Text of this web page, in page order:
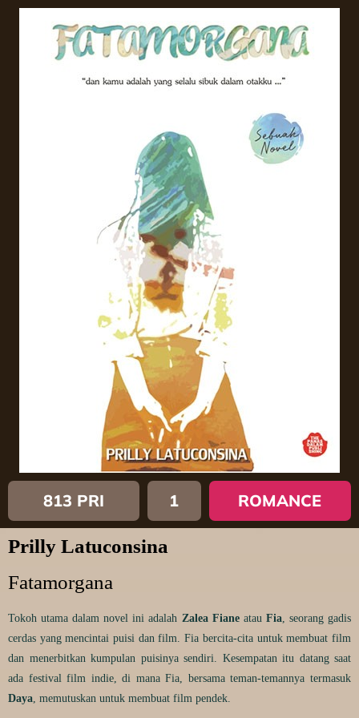
813 PRI 1 ROMANCE
Prilly Latuconsina
Fatamorgana
Tokoh utama dalam novel ini adalah Zalea Fianeatau Fia, seorang gadis
cerdas yang mencintai puisi dan film. Fia bercita-cita untuk membuat film
dan menerbitkan kumpulan puisinya sendiri. Kesempatan itu datang saat
ada festival film indie, di mana Fia, bersama teman-temannya termasuk
Daya, memutuskan untuk membuat film pendek.